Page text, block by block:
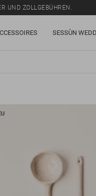
UND ZOLLGEBÜHREN.
SESSÙN